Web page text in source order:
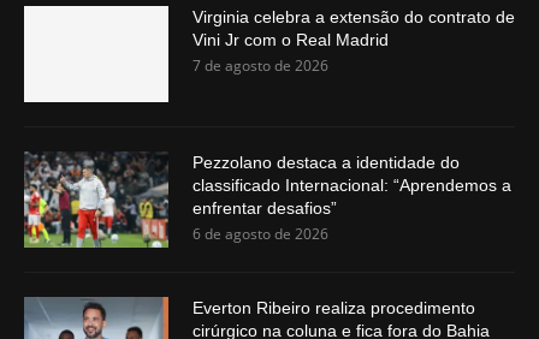
Virginia celebra a extensão do contrato de
Vini Jr com o Real Madrid
7 de agosto de 2026
Pezzolano destaca a identidade do
classificado Internacional: “Aprendemos a
enfrentar desafios”
6 de agosto de 2026
Everton Ribeiro realiza procedimento
cirúrgico na coluna e fica fora do Bahia